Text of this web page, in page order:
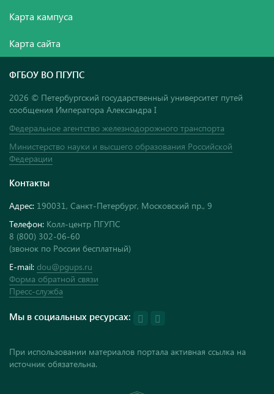
Карта кампуса
Карта сайта
ФГБОУ ВО ПГУПС
2026 © Петербургский государственный университет путей
сообщения Императора Александра I
Федеральное агентство железнодорожного транспорта
Министерство науки и высшего образования Российской
Федерации
Контакты
Адрес: 190031, Санкт-Петербург, Московский пр., 9
Телефон: Колл-центр ПГУПС
8 (800) 302-06-60
(звонок по России бесплатный)
E-mail: dou@pgups.ru
Форма обратной связи
Пресс-служба
Мы в социальных ресурсах:
При использовании материалов портала активная ссылка на
источник обязательна.